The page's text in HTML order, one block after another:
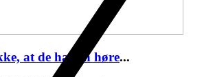
at de har en høre...